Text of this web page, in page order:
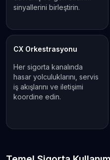
sinyallerini birleştirin.
CX Orkestrasyonu
Her sigorta kanalında
hasar yolculuklarını, servis
iş akışlarını ve iletişimi
koordine edin.